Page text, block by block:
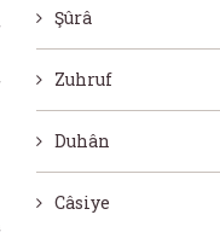
Şûrâ
Zuhruf
Duhân
Câsiye